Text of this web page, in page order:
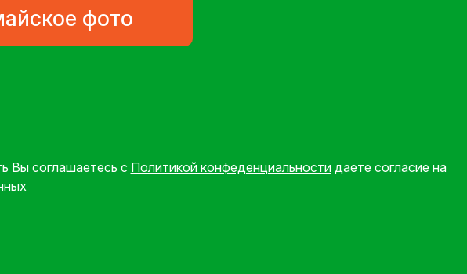
фото
Вы соглашаетесь с Политикой конфеденциальностидаете согласие на